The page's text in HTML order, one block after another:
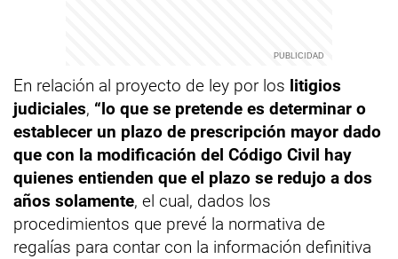
En relación al proyecto de ley por los litigios
judiciales, “lo que se pretende es determinar o
establecer un plazo de prescripción mayor dado
que con la modificación del Código Civil hay
quienes entienden que el plazo se redujo a dos
años solamente, el cual, dados los
procedimientos que prevé la normativa de
regalías para contar con la información definitiva